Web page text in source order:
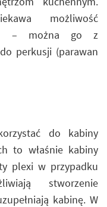
możliwość
– można go z
perkusji (parawan
do kabiny
to właśnie kabiny
plexi w przypadku
stworzenie
kabinę. W